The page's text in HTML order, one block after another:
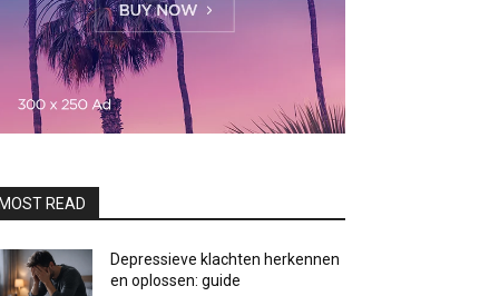
READ
Depressieve klachten herkennen
en oplossen: guide